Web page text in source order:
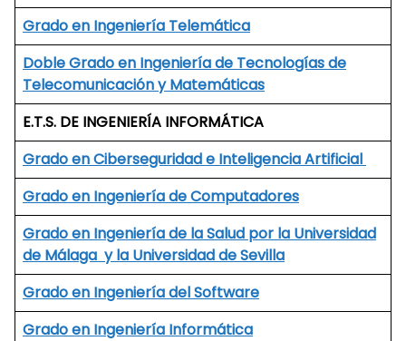
Grado en Ingeniería Telemática
Doble Grado en Ingeniería de Tecnologías de
Telecomunicación y Matemáticas
E.T.S. DE INGENIERÍA INFORMÁTICA
Grado en Ciberseguridad e Inteligencia Artificial
Grado en Ingeniería de Computadores
Grado en Ingeniería de la Salud por la Universidad
de Málaga y la Universidad de Sevilla
Grado en Ingeniería del Software
Grado en Ingeniería Informática